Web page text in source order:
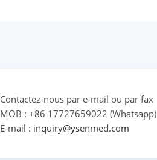
Contactez-nous par e-mail ou par fax
MOB : +86 17727659022 (Whatsapp)
E-mail : inquiry@ysenmed.com